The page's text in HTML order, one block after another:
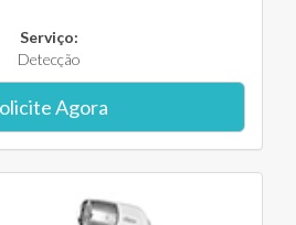
Serviço:
Detecção
Agora